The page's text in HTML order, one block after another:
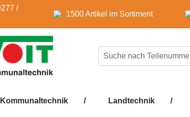
/
1500 Artikel im Sortiment
Kommunaltechnik / Landtechnik /